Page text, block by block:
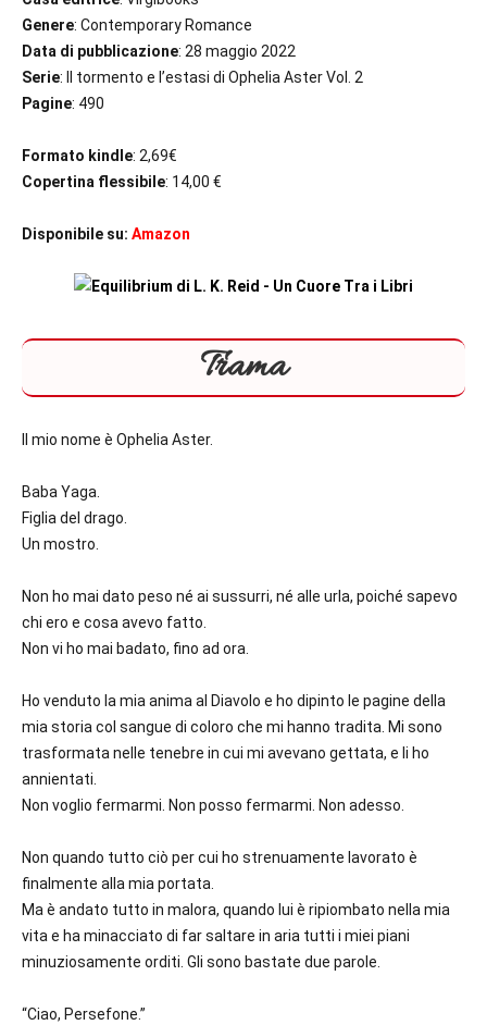
Genere: Contemporary Romance
Data di pubblicazione: 28 maggio 2022
Serie: Il tormento e l’estasi di Ophelia Aster Vol. 2
Pagine: 490
Formato kindle: 2,69€
Copertina flessibile: 14,00 €
Disponibile su: Amazon
Trama
Il mio nome è Ophelia Aster.
Baba Yaga.
Figlia del drago.
Un mostro.
Non ho mai dato peso né ai sussurri, né alle urla, poiché sapevo
chi ero e cosa avevo fatto.
Non vi ho mai badato, fino ad ora.
Ho venduto la mia anima al Diavolo e ho dipinto le pagine della
mia storia col sangue di coloro che mi hanno tradita. Mi sono
trasformata nelle tenebre in cui mi avevano gettata, e li ho
annientati.
Non voglio fermarmi. Non posso fermarmi. Non adesso.
Non quando tutto ciò per cui ho strenuamente lavorato è
finalmente alla mia portata.
Ma è andato tutto in malora, quando lui è ripiombato nella mia
vita e ha minacciato di far saltare in aria tutti i miei piani
minuziosamente orditi. Gli sono bastate due parole.
“Ciao, Persefone.”